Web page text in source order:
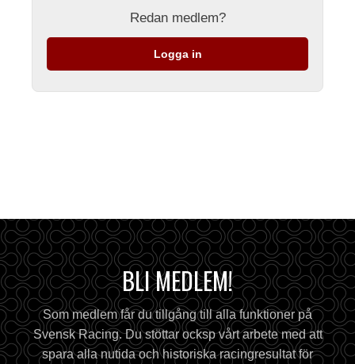
Redan medlem?
Logga in
BLI MEDLEM!
Som medlem får du tillgång till alla funktioner på
Svensk Racing. Du stöttar ocksp vårt arbete med att
spara alla nutida och historiska racingresultat för